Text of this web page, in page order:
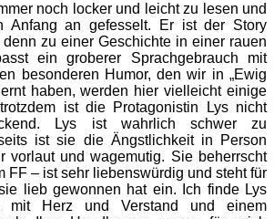
noch locker und leicht zu lesen und
Anfang an gefesselt. Er ist der Story
zu einer Geschichte in einer rauen
ein groberer Sprachgebrauch mit
besonderen Humor, den wir in „Ewig
haben, werden hier vielleicht einige
ist die Protagonistin Lys nicht
Lys ist wahrlich schwer zu
ist sie die Ängstlichkeit in Person
vorlaut und wagemutig. Sie beherrscht
FF – ist sehr liebenswürdig und steht für
lieb gewonnen hat ein. Ich finde Lys
Herz und Verstand und einem